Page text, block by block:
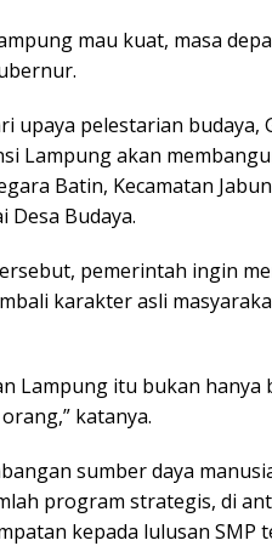
mau kuat, masa
upaya pelestarian
Lampung akan
Batin, Kecamatan
Desa Budaya.
pemerintah ingin
karakter asli
Lampung itu bukan
katanya.
sumber daya
program strategis, di
kepada lulusan SMP